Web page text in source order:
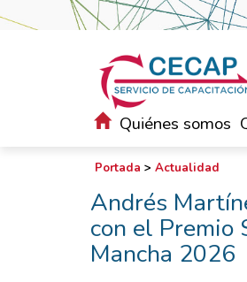
Quiénes somos
Portada > Actualidad
Andrés
con el Premio
Mancha 2026